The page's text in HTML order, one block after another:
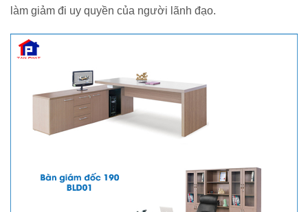
làm giảm đi uy quyền của người lãnh đạo.